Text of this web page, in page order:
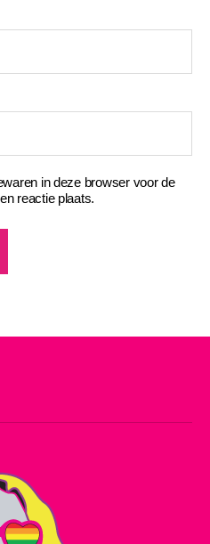
in deze browser voor de
reactie plaats.